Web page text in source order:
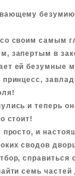
своим самым
запертым в
ей безумные
и теперь
стоит!
и
сводов
справиться
семь